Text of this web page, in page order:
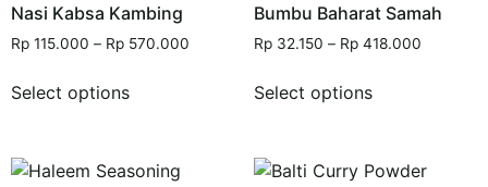
Nasi Kabsa Kambing
Rp 115.000 – Rp 570.000
Select options
Bumbu Baharat Samah
Rp32.150 – Rp418.000
Select options